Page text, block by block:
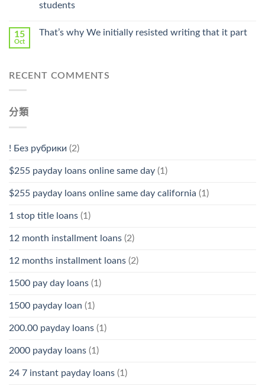
中
students
15
Oct
That’s why We initially resisted writing that it part
RECENT COMMENTS
分類
! Без рубрики (2)
$255 payday loans online same day (1)
$255 payday loans online same day california (1)
1 stop title loans (1)
12 month installment loans (2)
12 months installment loans (2)
1500 pay day loans (1)
1500 payday loan (1)
200.00 payday loans (1)
2000 payday loans (1)
24 7 instant payday loans (1)